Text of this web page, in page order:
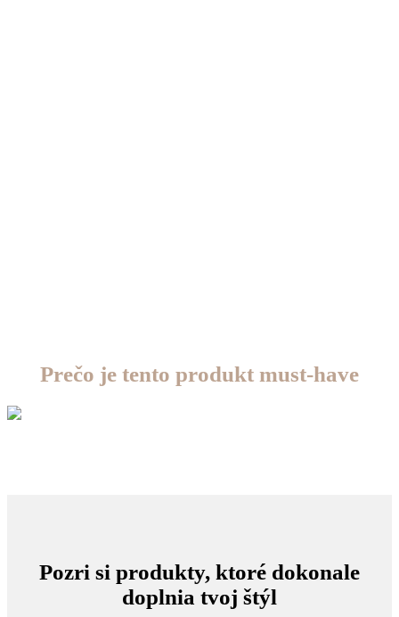
Prečo je tento produkt must-have
Pozri si produkty, ktoré dokonale
doplnia tvoj štýl